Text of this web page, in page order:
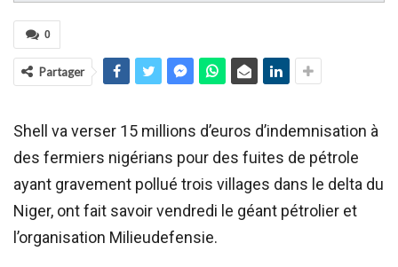
0
Partager
Shell va verser 15 millions d’euros d’indemnisation à
des fermiers nigérians pour des fuites de pétrole
ayant gravement pollué trois villages dans le delta du
Niger, ont fait savoir vendredi le géant pétrolier et
l’organisation Milieudefensie.